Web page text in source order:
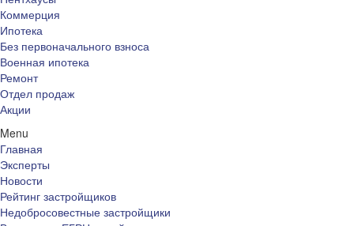
Коммерция
Ипотека
Без первоначального взноса
Военная ипотека
Ремонт
Отдел продаж
Акции
Menu
Главная
Эксперты
Новости
Рейтинг застройщиков
Недобросовестные застройщики